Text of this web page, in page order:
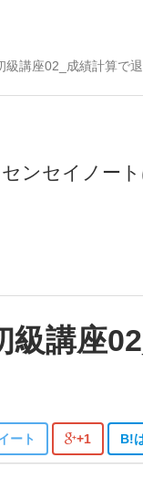
級講座02_成績計算で
センセイノート
級講座
ート +1 B!